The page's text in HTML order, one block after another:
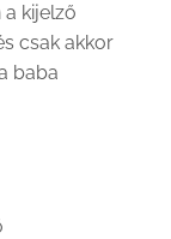
kijelző
csak akkor
baba